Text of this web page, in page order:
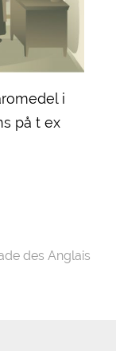
i
på t ex
des Anglais